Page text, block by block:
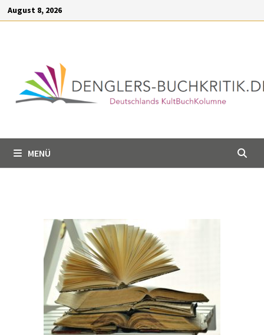
springen
August 8, 2026
MENÜ